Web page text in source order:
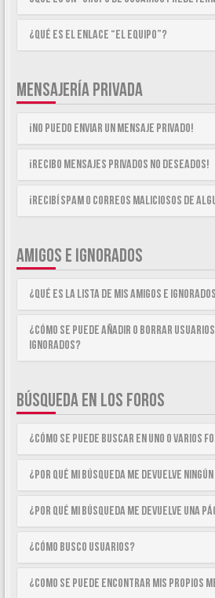
¿Qué es el enlace “El equipo”?
MENSAJERÍA PRIVADA
¡No puedo enviar un mensaje privado!
¡Recibo mensajes privados no deseados!
¡Recibí spam o correos maliciosos de
AMIGOS E IGNORADOS
¿Qué es la lista de Mis Amigos e
¿Cómo se puede añadir o borrar
Ignorados?
BÚSQUEDA EN LOS FOROS
¿Cómo se puede buscar en uno o varios
¿Por qué mi búsqueda me devuelve
¿Por qué mi búsqueda me devuelve una
¿Cómo busco usuarios?
¿Como se puede encontrar mis propios